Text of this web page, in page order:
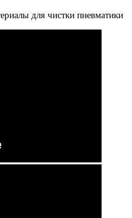
для чистки пневматики